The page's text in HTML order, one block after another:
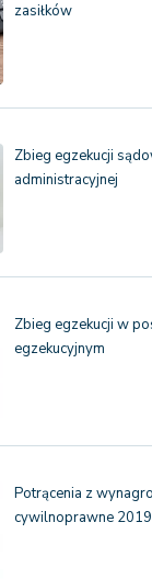
zasiłków
Zbieg egzekucji
administracyjnej
Zbieg egzekucji w
egzekucyjnym
Potrącenia z
cywilnoprawne 2019